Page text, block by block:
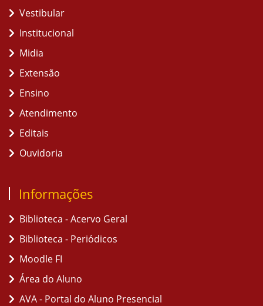
Vestibular
Institucional
Midia
Extensão
Ensino
Atendimento
Editais
Ouvidoria
Informações
Biblioteca - Acervo Geral
Biblioteca - Periódicos
Moodle FI
Área do Aluno
AVA - Portal do Aluno Presencial